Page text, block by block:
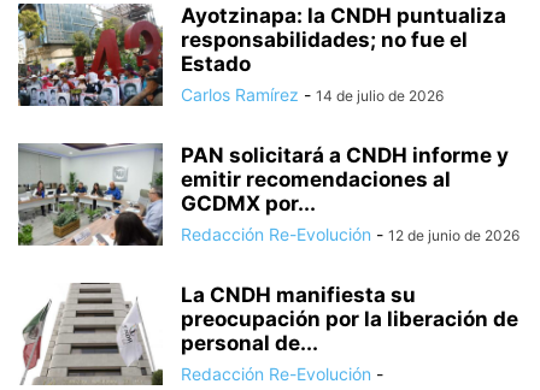
Ayotzinapa: la CNDH puntualiza
responsabilidades; no fue el
Estado
Carlos Ramírez - 14 de julio de 2026
PAN solicitará a CNDH informe y
emitir recomendaciones al
GCDMX por...
Redacción Re-Evolución - 12 de junio de 2026
La CNDH manifiesta su
preocupación por la liberación de
personal de...
Redacción Re-Evolución -